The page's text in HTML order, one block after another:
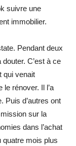
suivre une
immobilier.
Pendant deux
C’est à ce
qui venait
le rénover. Il l’a
Puis d’autres ont
sur la
dans l’achat
quatre mois plus